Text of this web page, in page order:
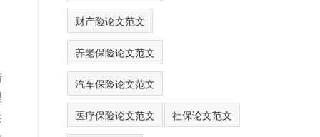
财产险论文范文
养老保险论文范文
汽车保险论文范文
医疗保险论文范文 社保论文范文